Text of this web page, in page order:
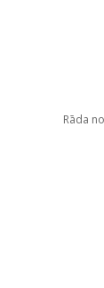
Rāda